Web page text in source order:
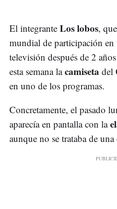
El integrante Los lobos,
mundial de participación
televisión después de 2
esta semana lacamiseta del
en uno de los programas.
Concretamente, el pasado
aparecía en pantalla con la
aunque no se trataba de